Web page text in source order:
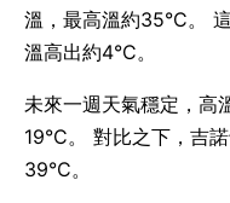
溫，最高溫約35°C。
溫高出約4°C。
未來一週天氣穩定，高
19°C。 對比之下，吉
39°C。